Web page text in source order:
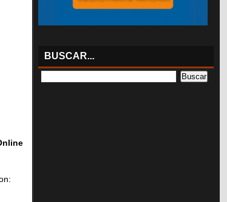
BUSCAR...